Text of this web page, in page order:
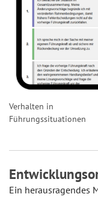
Verhalten in
Führungssituationen
Ein herausragendes